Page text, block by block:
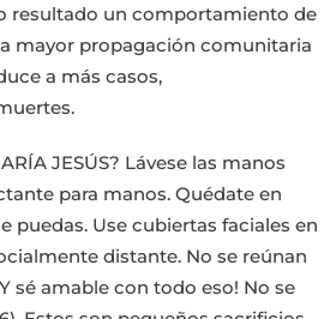
resultado un comportamiento de
mayor propagación comunitaria
a más casos,
JESÚS? Lávese las manos
para manos. Quédate en
puedas. Use cubiertas faciales en
distante. No se reúnan
sé amable con todo eso! No se